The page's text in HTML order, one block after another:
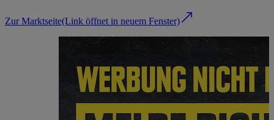
Zur Marktseite(Link öffnet in neuem Fenster)